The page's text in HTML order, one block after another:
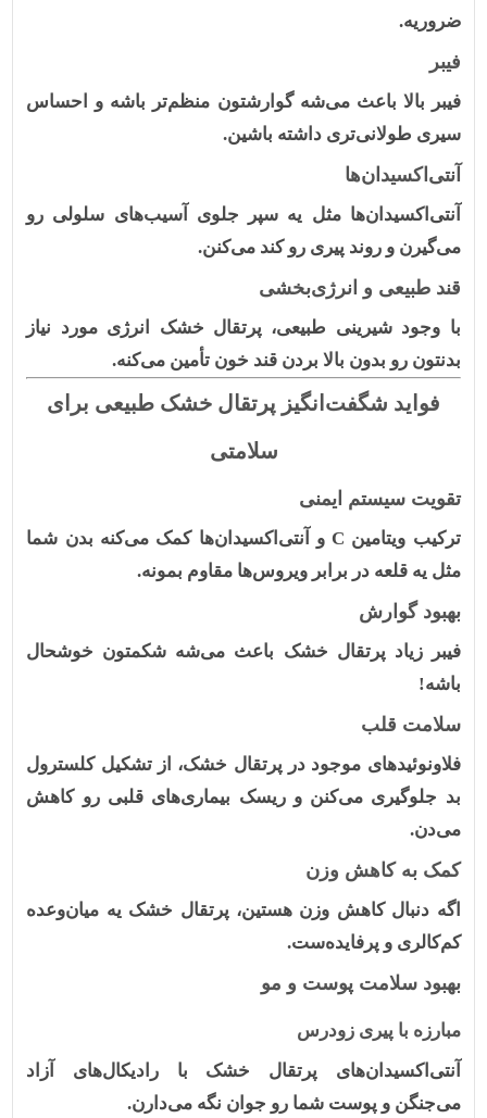
ضروریه.
فیبر
فیبر بالا باعث می‌شه گوارشتون منظم‌تر باشه و احساس
سیری طولانی‌تری داشته باشین.
آنتی‌اکسیدان‌ها
آنتی‌اکسیدان‌ها مثل یه سپر جلوی آسیب‌های سلولی رو
می‌گیرن و روند پیری رو کند می‌کنن.
قند طبیعی و انرژی‌بخشی
با وجود شیرینی طبیعی، پرتقال خشک انرژی مورد نیاز
بدنتون رو بدون بالا بردن قند خون تأمین می‌کنه.
فواید شگفت‌انگیز پرتقال خشک طبیعی برای
سلامتی
تقویت سیستم ایمنی
ترکیب ویتامین Cو آنتی‌اکسیدان‌ها کمک می‌کنه بدن شما
مثل یه قلعه در برابر ویروس‌ها مقاوم بمونه.
بهبود گوارش
فیبر زیاد پرتقال خشک باعث می‌شه شکمتون خوشحال
باشه!
سلامت قلب
فلاونوئیدهای موجود در پرتقال خشک، از تشکیل کلسترول
بد جلوگیری می‌کنن و ریسک بیماری‌های قلبی رو کاهش
می‌دن.
کمک به کاهش وزن
اگه دنبال کاهش وزن هستین، پرتقال خشک یه میان‌وعده
کم‌کالری و پرفایده‌ست.
بهبود سلامت پوست و مو
مبارزه با پیری زودرس
آنتی‌اکسیدان‌های پرتقال خشک با رادیکال‌های آزاد
می‌جنگن و پوست شما رو جوان نگه می‌دارن.